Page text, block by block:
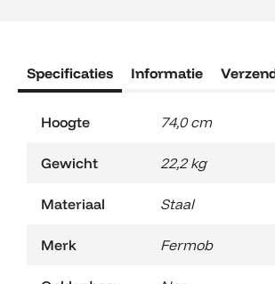
Specificaties Informatie
Hoogte 74,0 cm
Gewicht 22,2 kg
Materiaal Staal
Merk Fermob